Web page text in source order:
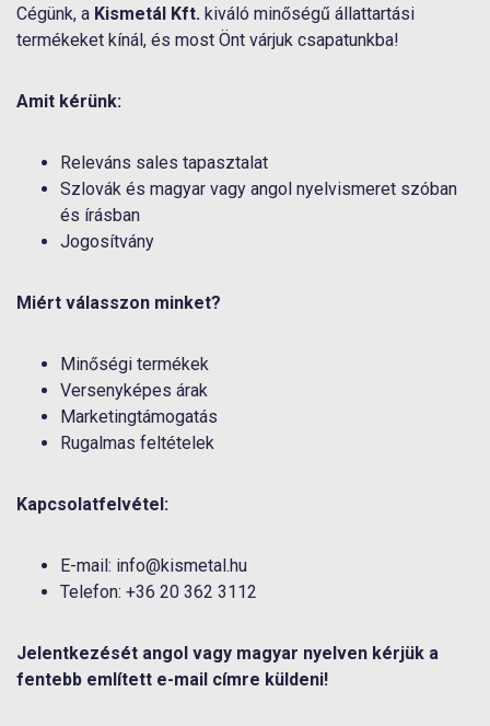
Cégünk, a Kismetál Kft. kiváló minőségű állattartási
termékeket kínál, és most Önt várjuk csapatunkba!
Amit kérünk:
Releváns sales tapasztalat
Szlovák és magyar vagy angol nyelvismeret szóban
és írásban
Jogosítvány
Miért válasszon minket?
Minőségi termékek
Versenyképes árak
Marketingtámogatás
Rugalmas feltételek
Kapcsolatfelvétel:
E-mail: info@kismetal.hu
Telefon: +36 20 362 3112
Jelentkezését angol vagy magyar nyelven kérjük a
fentebb említett e-mail címre küldeni!